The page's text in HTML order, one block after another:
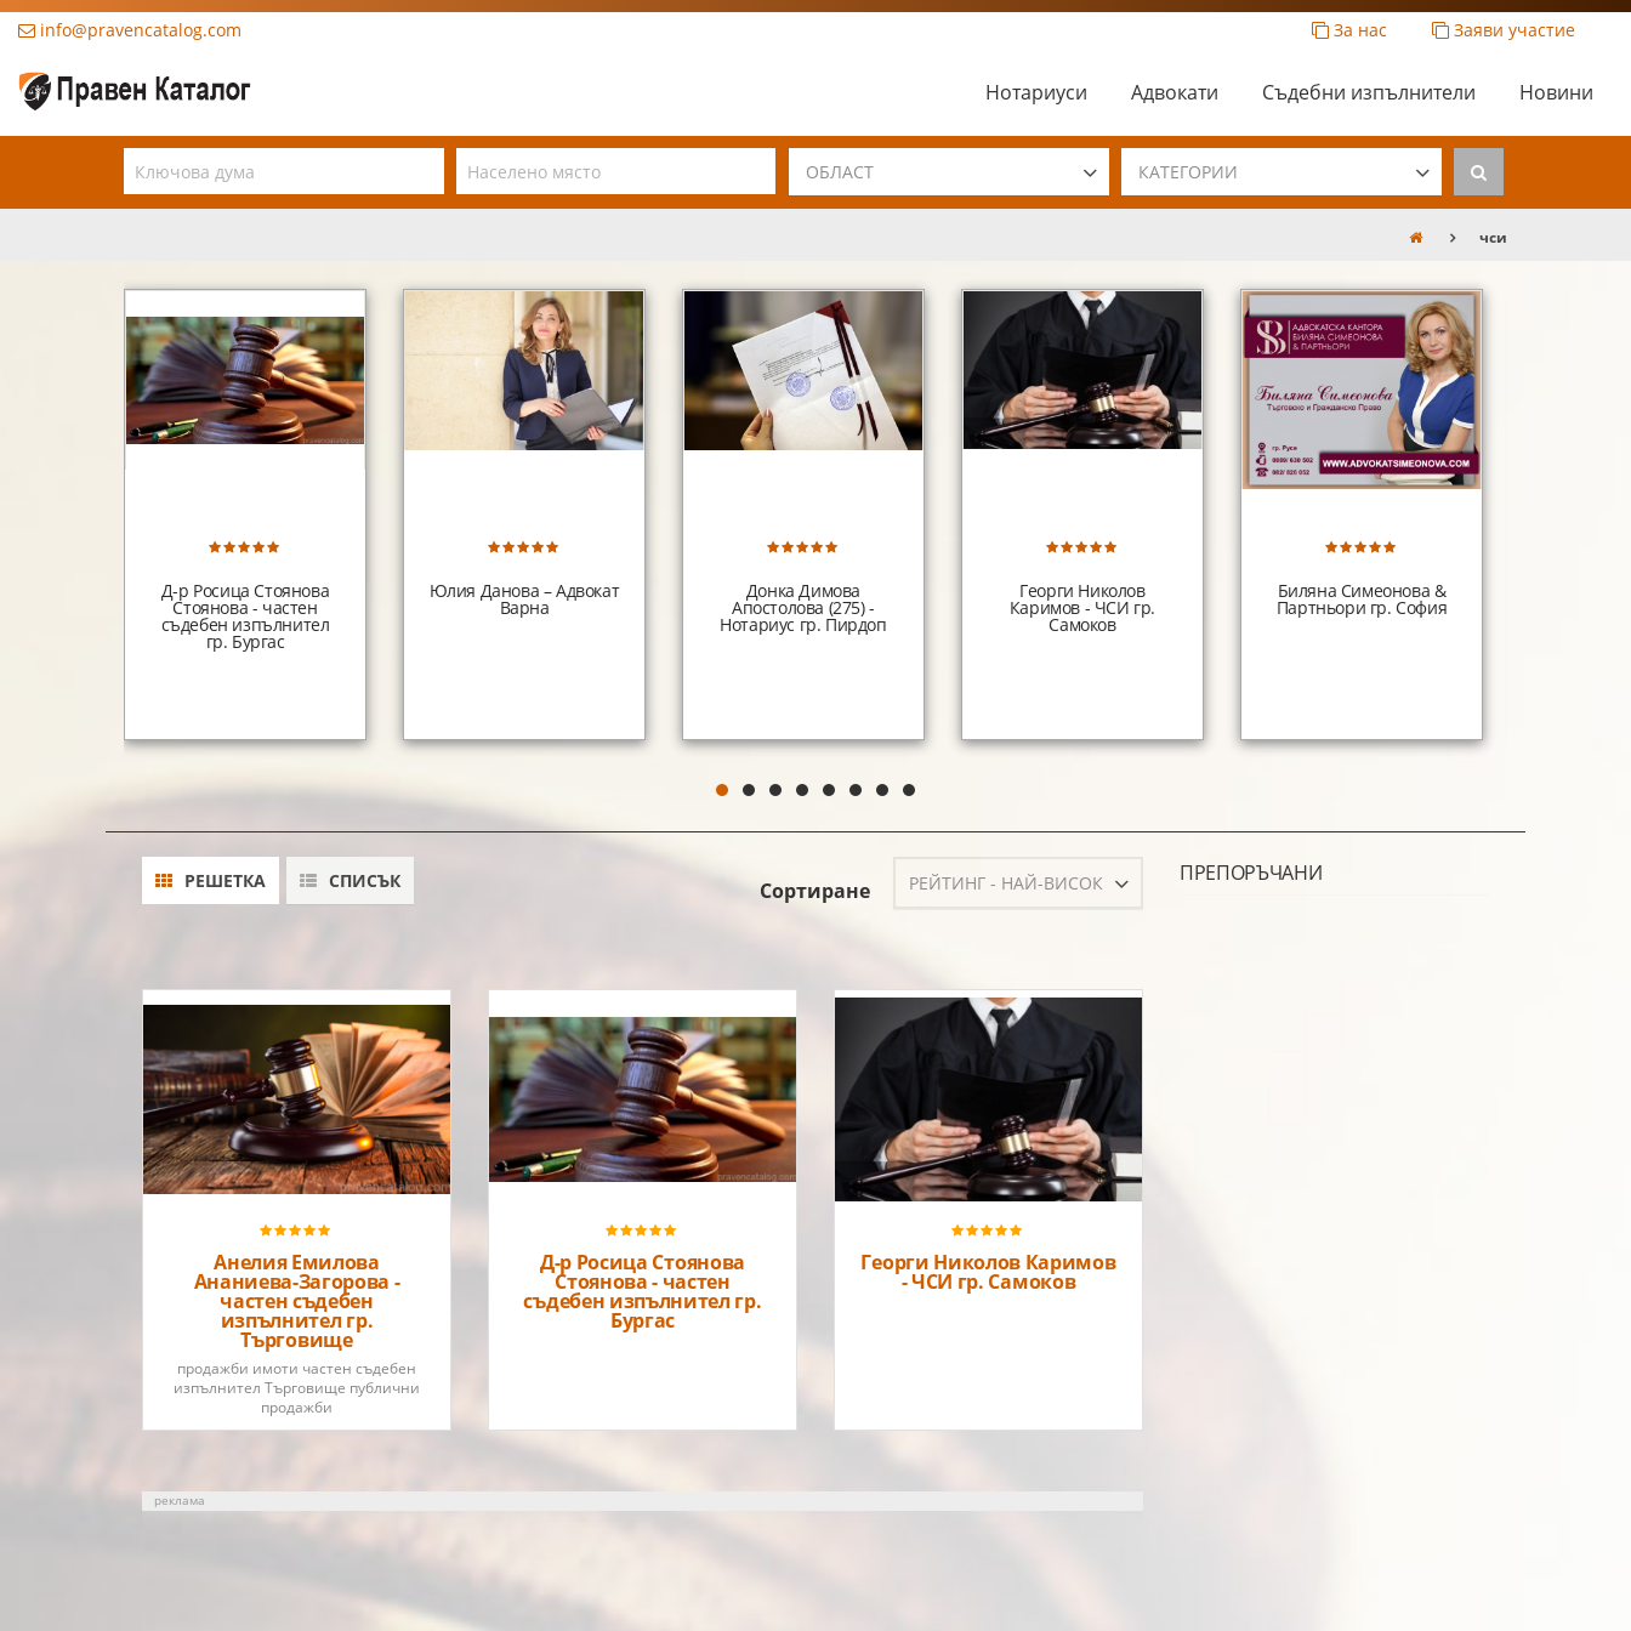
info@pravencatalog.com За нас Заяви участие
Нотариуси Адвокати Съдебни изпълнители Новини
ОБЛАСТ КАТЕГОРИИ
чси
Д-р Росица Стоянова
Стоянова - частен
съдебен изпълнител
гр. Бургас
Юлия Данова – Адвокат
Варна
Донка Димова
Апостолова (275) -
Нотариус гр. Пирдоп
Георги Николов
Каримов - ЧСИ гр.
Самоков
Биляна Симеонова &
Партньори гр. София
РЕШЕТКА СПИСЪК Сортиране РЕЙТИНГ - НАЙ-ВИСОК
Регистрационен номер:
769Район на действие:
Окръжен съд - Търговище
Анелия Емилова
Ананиева-Загорова -
частен съдебен
изпълнител гр.
Търговище
продажби имоти частен съдебен
изпълнител Търговище публични
продажби
Регистрационен номер:
706Район на действие:
Окръжен съд - Бургас
Д-р Росица Стоянова
Стоянова - частен
съдебен изпълнител гр.
Бургас
Частен съдебен
изпълнителГеорги Николов
КаримовРегистрационен
номер: 792Район на действие:
Софийски окръжен съд/СОС/
Вижте активни обяви за
Георги Николов Каримов
- ЧСИ гр. Самоков
реклама
ПРЕПОРЪЧАНИ